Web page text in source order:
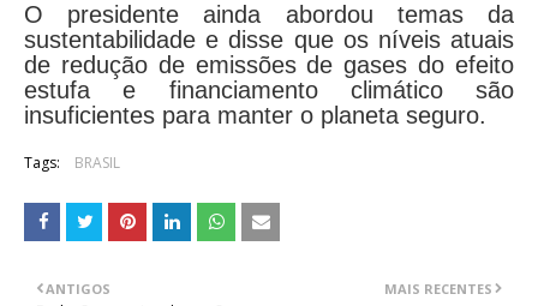
O presidente ainda abordou temas da
sustentabilidade e disse que os níveis atuais
de redução de emissões de gases do efeito
estufa e financiamento climático são
insuficientes para manter o planeta seguro.
Tags: BRASIL
MAIS RECENTES
ANTIGOS